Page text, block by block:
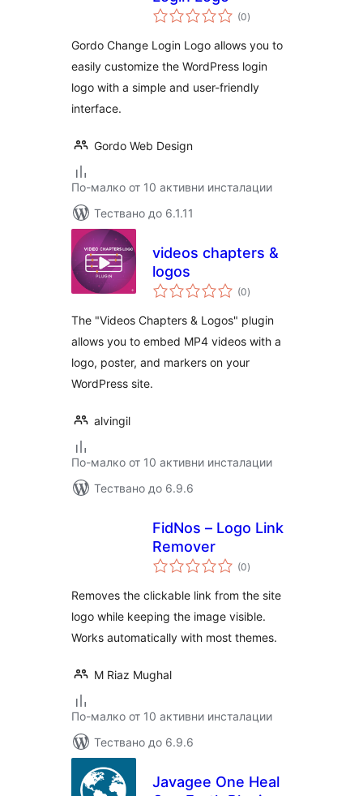
(0общо
оценки
)
Gordo Change Login Logo allows you to
easily customize the WordPress login
logo with a simple and user-friendly
interface.
Gordo Web Design
По-малко от 10 активни инсталации
Тествано до 6.1.11
videos chapters &
logos
(0общо
оценки
)
The "Videos Chapters & Logos" plugin
allows you to embed MP4 videos with a
logo, poster, and markers on your
WordPress site.
alvingil
По-малко от 10 активни инсталации
Тествано до 6.9.6
FidNos – Logo Link
Remover
(0общо
оценки
)
Removes the clickable link from the site
logo while keeping the image visible.
Works automatically with most themes.
M Riaz Mughal
По-малко от 10 активни инсталации
Тествано до 6.9.6
Javagee One Heal